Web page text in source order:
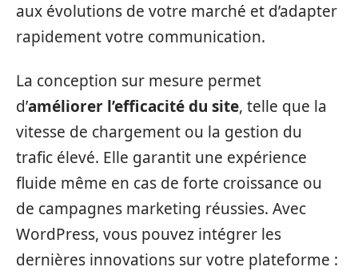
aux évolutions de votre marché et d’adapter
rapidement votre communication.
La conception sur mesure permet
d’améliorer l’efficacité du site, telle que la
vitesse de chargement ou la gestion du
trafic élevé. Elle garantit une expérience
fluide même en cas de forte croissance ou
de campagnes marketing réussies. Avec
WordPress, vous pouvez intégrer les
dernières innovations sur votre plateforme :